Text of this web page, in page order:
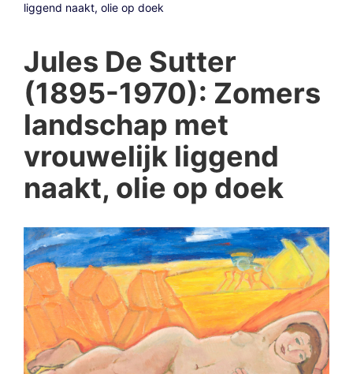
liggend naakt, olie op doek
Jules De Sutter
(1895-1970): Zomers
landschap met
vrouwelijk liggend
naakt, olie op doek